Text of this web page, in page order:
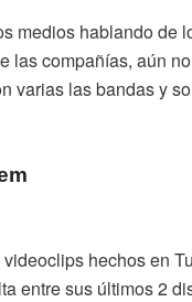
medios hablando de
las compañías, aún
varias las bandas y
hechos en
entre sus últimos 2